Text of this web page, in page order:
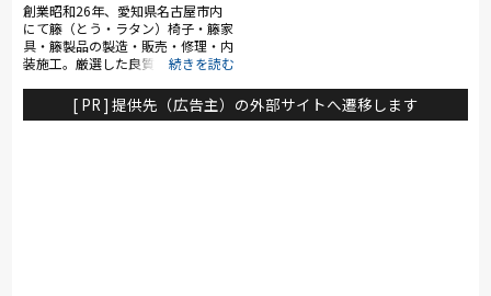
創業昭和26年、愛知県名古屋市内
にて籐（とう・ラタン）椅子・籐家
具・籐製品の製造・販売・修理・内
装施工。厳選した良質な素材を使用
いたします。籐のもつ特徴を生か
し、現代の生活様式にもなじむ伝統
[ PR ] 提供先（広告主）の外部サイトへ遷移します